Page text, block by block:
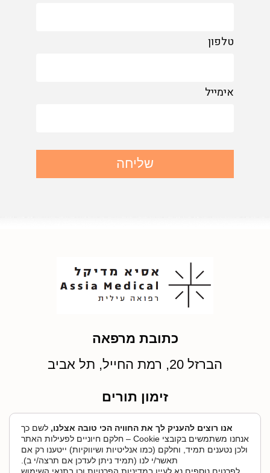
טלפון
אימייל
שליחה
כתובת מרפאה
הברזל 20, רמת החייל, תל אביב
זימון תורים
077-231-0003
מייל
אנו רוצים להעניק לך את החוויה הכי טובה אצלנו, לשם כך
אנחנו משתמשים בקובצי Cookie – חלקם חיוניים לפעילות האתר
ולכן נטענים תמיד, וחלקם (כמו אנליטיות ושיווקיות) ייטענו רק אם
תאשר/י לנו (תמיד ניתן לעדכן אם תרצה/י ב).